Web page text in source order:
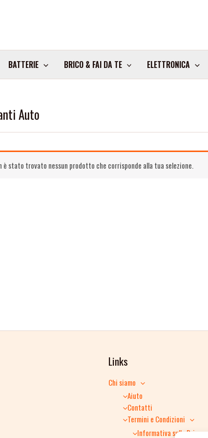
BATTERIE BRICO & FAI DA TE ELETTRONICA
Auto
è stato trovato nessun prodotto che corrisponde alla tua selezione.
Links
Chi siamo
Aiuto
Contatti
Termini e Condizioni
Informativa sulla Privacy